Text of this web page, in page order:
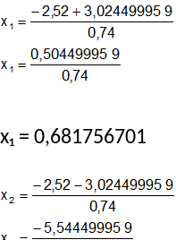
x₁ = 0,681756701